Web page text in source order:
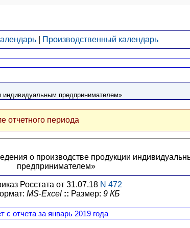
Производственный календарь
предпринимателем»
отчетного периода
о производстве продукции
предпринимателем»
Росстата от 31.07.18 N 472
MS-Excel :: Размер: 9 КБ
с отчета за январь 2019 года